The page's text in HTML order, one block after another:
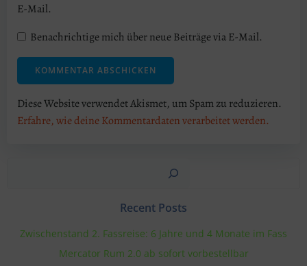
E-Mail.
Benachrichtige mich über neue Beiträge via E-Mail.
Diese Website verwendet Akismet, um Spam zu reduzieren.
Erfahre, wie deine Kommentardaten verarbeitet werden.
Suchen
Recent Posts
Zwischenstand 2. Fassreise: 6 Jahre und 4 Monate im Fass
Mercator Rum 2.0 ab sofort vorbestellbar